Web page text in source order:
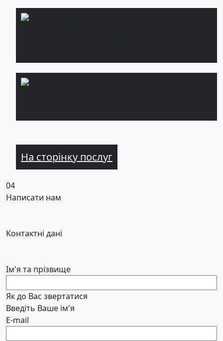
На сторінку послуг
04
Написати нам
Контактні дані
Ім'я та прізвище
Як до Вас звертатися
Введіть Ваше ім'я
E-mail